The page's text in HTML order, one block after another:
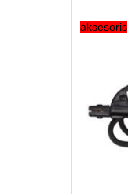
aksesoris